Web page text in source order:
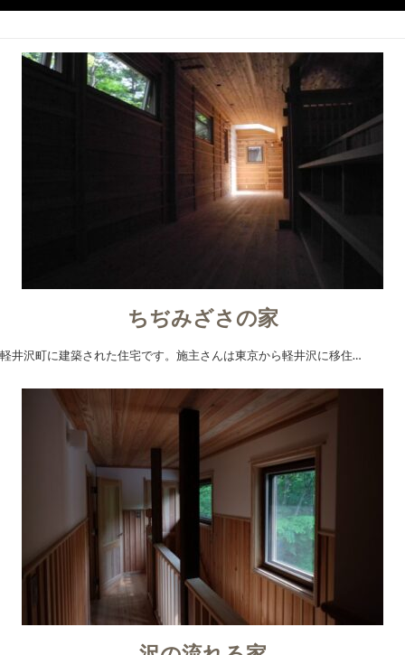
ちぢみざさの家
軽井沢町に建築された住宅です。施主さんは東京から軽井沢に移住…